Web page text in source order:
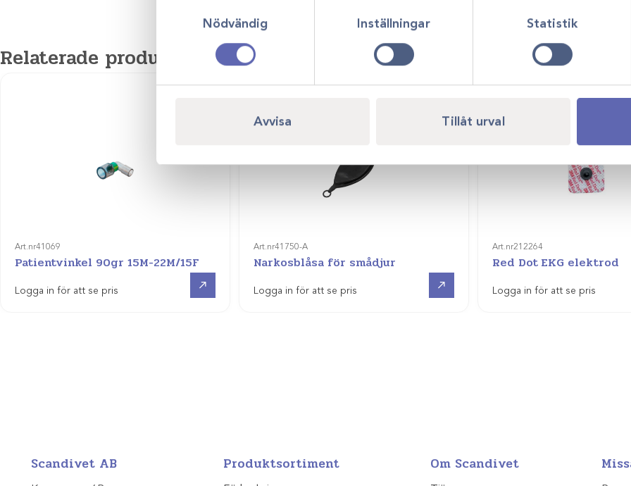
Nödvändig
Inställningar Statistik
Avvisa Tillåt urval
Relaterade produkter
Art.nr41069
Patientvinkel 90gr 15M-22M/15F
Logga in för att se pris
Art.nr41750-A
Narkosblåsa för smådjur
Logga in för att se pris
Art.nr212264
Red Dot EKG elektrod
Logga in för att se pris
Scandivet AB Produktsortiment Om Scandivet